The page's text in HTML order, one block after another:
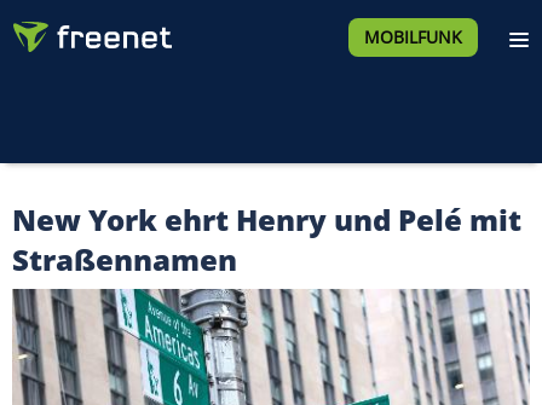
MOBILFUNK
New York ehrt Henry und Pelé mit
Straßennamen